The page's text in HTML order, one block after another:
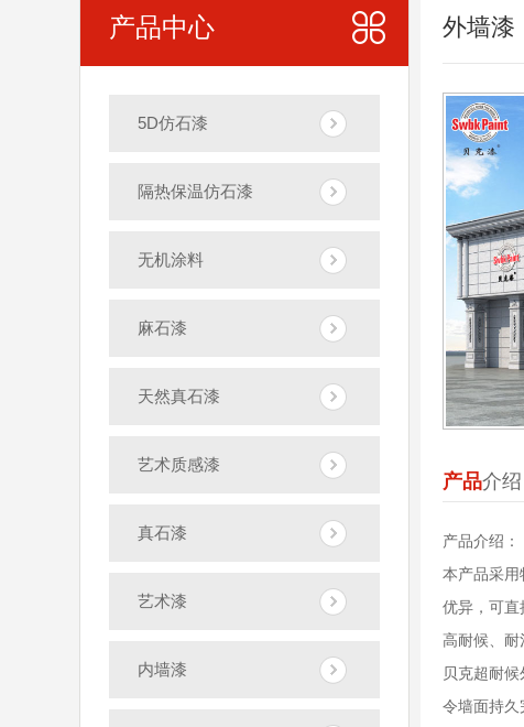
产品中心
5D仿石漆
隔热保温仿石漆
无机涂料
麻石漆
天然真石漆
艺术质感漆
真石漆
艺术漆
内墙漆
外墙漆
产品介绍
产品介绍：
本产品采用
优异，可直
高耐候、耐
贝克超耐
令墙面持久